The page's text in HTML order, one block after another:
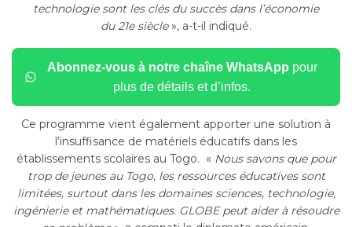
technologie sont les clés du succès dans l’économie
du 21e siècle», a-t-il indiqué.
Abonnez-vous à notre chaîne WhatsApp pour
plus de détails et d’infos.
Ce programme vient également apporter une solution à
l’insuffisance de matériels éducatifs dans les
établissements scolaires au Togo. « Nous savons que pour
trop de jeunes au Togo, les ressources éducatives sont
limitées, surtout dans les domaines sciences, technologie,
ingénierie et mathématiques.GLOBE peut aider à résoudre